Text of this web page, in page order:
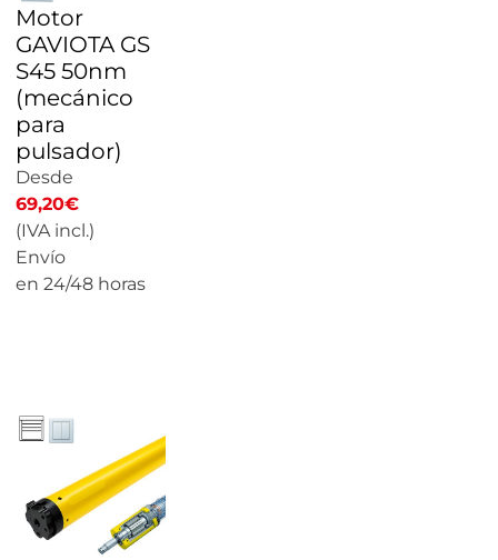
Motor
GAVIOTA GS
S45 50nm
(mecánico
para
pulsador)
Desde
69,20€
(IVA incl.)
Envío
en 24/48 horas